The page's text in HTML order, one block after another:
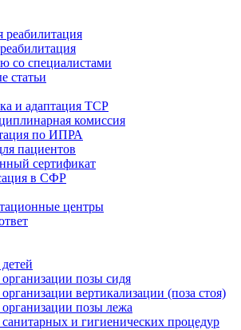
реабилитация
со специалистами
статьи
и адаптация ТСР
комиссия
по ИПРА
пациентов
сертификат
в СФР
центры
позы сидя
вертикализации (поза стоя)
позы лежа
и гигиенических процедур